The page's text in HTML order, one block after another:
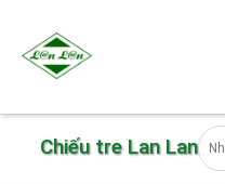
Chiếu tre Lan Lan